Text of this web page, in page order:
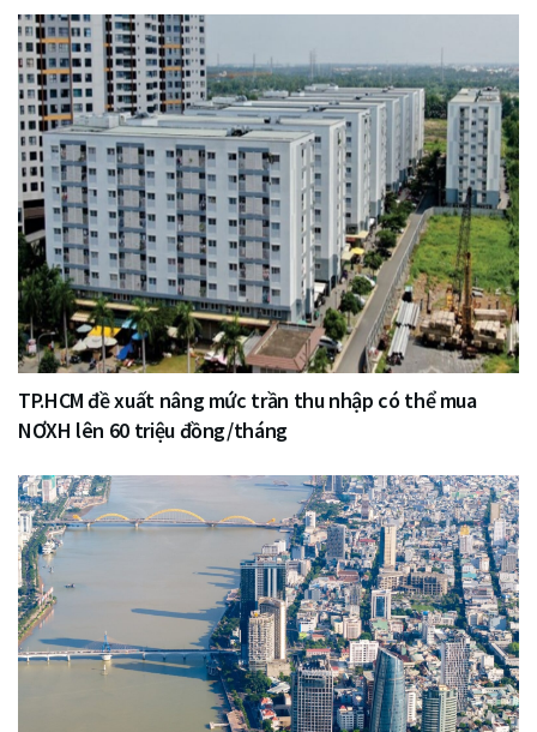
TP.HCM đề xuất nâng mức trần thu nhập có thể mua
NƠXH lên 60 triệu đồng/tháng